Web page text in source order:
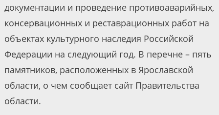
документации и проведение противоаварийных,
консервационных и реставрационных работ на
объектах культурного наследия Российской
Федерации на следующий год. В перечне – пять
памятников, расположенных в Ярославской
области, о чем сообщает сайт Правительства
области.